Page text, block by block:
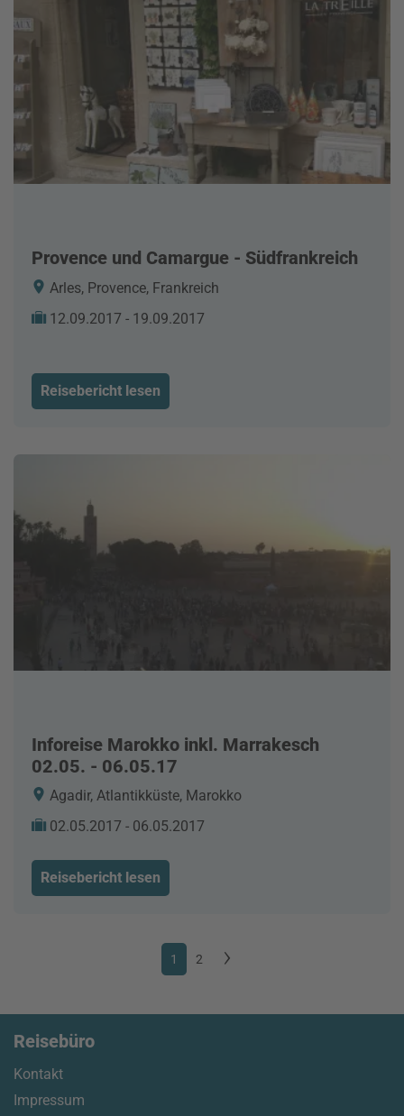
Provence und Camargue - Südfrankreich
Arles, Provence, Frankreich
12.09.2017 - 19.09.2017
Reisebericht lesen
Inforeise Marokko inkl. Marrakesch
02.05. - 06.05.17
Agadir, Atlantikküste, Marokko
02.05.2017 - 06.05.2017
Reisebericht lesen
1 2
Reisebüro
Kontakt
Impressum